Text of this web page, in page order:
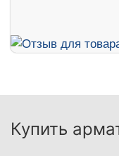
Купить